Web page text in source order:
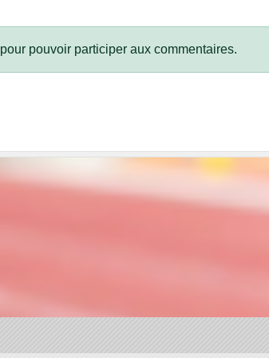
pour pouvoir participer aux commentaires.